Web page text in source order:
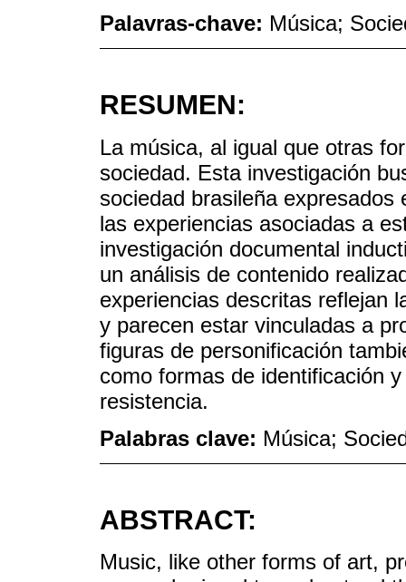
Palavras-chave: Música;
RESUMEN:
La música, al igual que otras
sociedad. Esta investigación
sociedad brasileña
las experiencias asociadas a
investigación documental
un análisis de contenido
experiencias descritas reflejan
y parecen estar vinculadas a
figuras de personificación
como formas de identificación
resistencia.
Palabras clave: Música;
ABSTRACT:
Music, like other forms of art,